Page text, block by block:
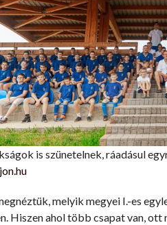
is szünetelnek, ráadásul
melyik megyei I.-es
Hiszen ahol több csapat van,